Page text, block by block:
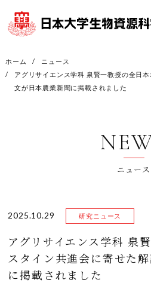
ホーム
ニュース
アグリサイエンス学科 泉賢一教授の全日
文が日本農業新聞に掲載されました
ニュース
2025.10.29 研究ニュース
アグリサイエンス学科 泉
スタイン共進会に寄せた
に掲載されました